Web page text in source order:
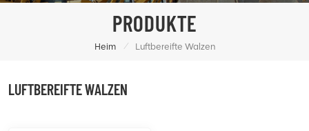
PRODUKTE
Heim / Luftbereifte Walzen
LUFTBEREIFTE WALZEN